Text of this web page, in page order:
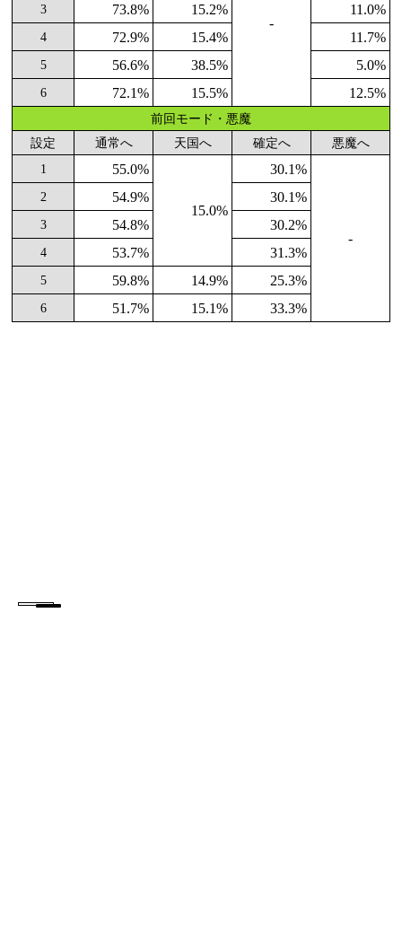
-
3 73.8% 15.2% 11.0%
4 72.9% 15.4% 11.7%
5 56.6% 38.5% 5.0%
6 72.1% 15.5% 12.5%
前回モード・悪魔
設定
通常へ 天国へ 確定へ
悪魔へ
1
55.0%
15.0%
30.1%
-
2 54.9% 30.1%
3 54.8% 30.2%
4 53.7% 31.3%
5 59.8% 14.9% 25.3%
6 51.7% 15.1% 33.3%